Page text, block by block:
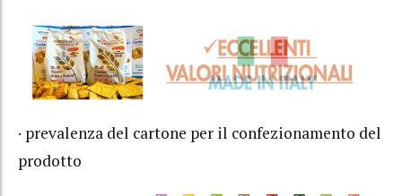
· prevalenza del cartone per il confezionamento del
prodotto